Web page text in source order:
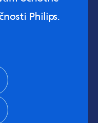
Philips.